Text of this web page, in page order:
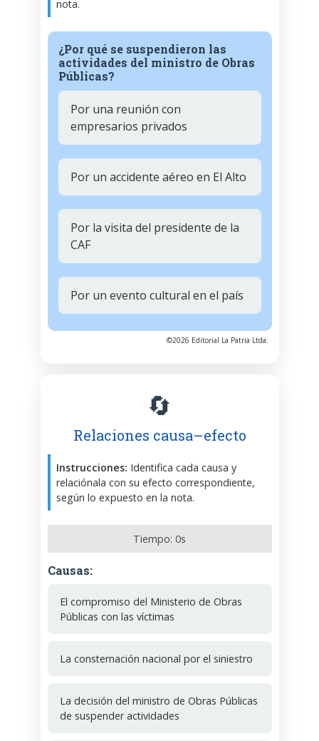
nota.
¿Por qué se suspendieron las
actividades del ministro de Obras
Públicas?
Por una reunión con
empresarios privados
Por un accidente aéreo en El Alto
Por la visita del presidente de la
CAF
Por un evento cultural en el país
©2026 Editorial La Patria Ltda.
🔄
Relaciones causa–efecto
Instrucciones: Identifica cada causa y
relaciónala con su efecto correspondiente,
según lo expuesto en la nota.
Tiempo: 0s
Causas:
El compromiso del Ministerio de Obras
Públicas con las víctimas
La consternación nacional por el siniestro
La decisión del ministro de Obras Públicas
de suspender actividades